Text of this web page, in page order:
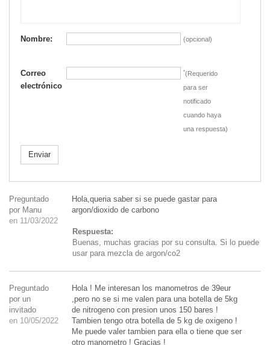
Nombre: (opcional)
Correo
electrónico
*(Requerido
para ser
notificado
cuando haya
una respuesta)
Enviar
Preguntado
por Manu
en 11/03/2022
Hola,queria saber si se puede gastar para
argon/dioxido de carbono
Respuesta:
Buenas, muchas gracias por su consulta. Si lo puede
usar para mezcla de argon/co2
Preguntado
por un
invitado
en 10/05/2022
Hola ! Me interesan los manometros de 39eur
,pero no se si me valen para una botella de 5kg
de nitrogeno con presion unos 150 bares !
Tambien tengo otra botella de 5 kg de oxigeno !
Me puede valer tambien para ella o tiene que ser
otro manometro ! Gracias !